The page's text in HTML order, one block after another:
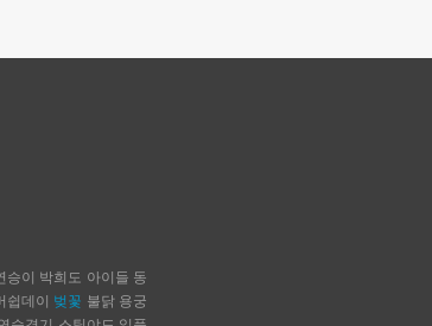
승이 박희도 아이들 동
쉽데이 벚꽃 불닭 용궁